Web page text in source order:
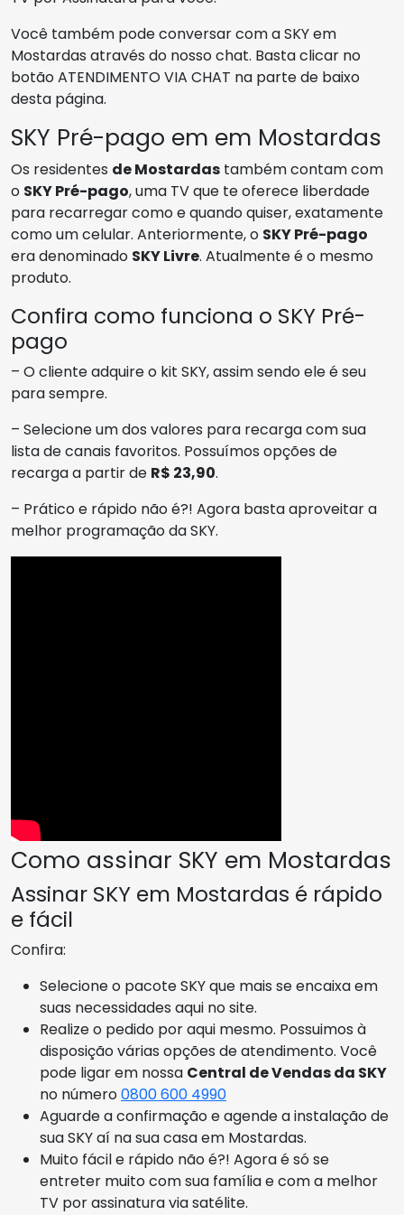
Você também pode conversar com a SKY em
Mostardas através do nosso chat. Basta clicar no
botão ATENDIMENTO VIA CHAT na parte de baixo
desta página.
SKY Pré-pago em em Mostardas
Os residentes de Mostardas também contam com
o SKY Pré-pago, uma TV que te oferece liberdade
para recarregar como e quando quiser, exatamente
como um celular. Anteriormente, o SKY Pré-pago
era denominado SKY Livre. Atualmente é o mesmo
produto.
Confira como funciona o SKY Pré-
pago
– O cliente adquire o kit SKY, assim sendo ele é seu
para sempre.
– Selecione um dos valores para recarga com sua
lista de canais favoritos. Possuímos opções de
recarga a partir de R$ 23,90.
– Prático e rápido não é?! Agora basta aproveitar a
melhor programação da SKY.
Como assinar SKY em Mostardas
Assinar SKY em Mostardas é rápido
e fácil
Confira:
Selecione o pacote SKY que mais se encaixa em
suas necessidades aqui no site.
Realize o pedido por aqui mesmo. Possuimos à
disposição várias opções de atendimento. Você
pode ligar em nossa Central de Vendas da SKY
no número0800 600 4990
Aguarde a confirmação e agende a instalação de
sua SKY aí na sua casa em Mostardas.
Muito fácil e rápido não é?! Agora é só se
entreter muito com sua família e com a melhor
TV por assinatura via satélite.